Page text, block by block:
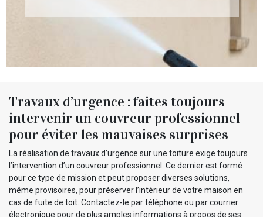
Travaux d’urgence : faites toujours
intervenir un couvreur professionnel
pour éviter les mauvaises surprises
La réalisation de travaux d’urgence sur une toiture exige toujours
l’intervention d’un couvreur professionnel. Ce dernier est formé
pour ce type de mission et peut proposer diverses solutions,
même provisoires, pour préserver l’intérieur de votre maison en
cas de fuite de toit. Contactez-le par téléphone ou par courrier
électronique pour de plus amples informations à propos de ses